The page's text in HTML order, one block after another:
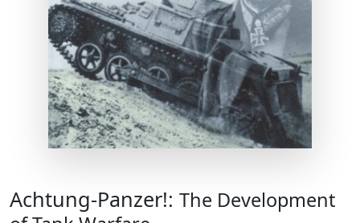
Achtung-Panzer!: The Development